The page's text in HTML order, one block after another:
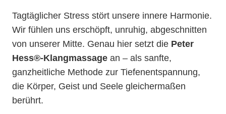
Tagtäglicher Stress stört unsere innere Harmonie.
Wir fühlen uns erschöpft, unruhig, abgeschnitten
von unserer Mitte. Genau hier setzt die Peter
Hess®-Klangmassage an – als sanfte,
ganzheitliche Methode zur Tiefenentspannung,
die Körper, Geist und Seele gleichermaßen
berührt.